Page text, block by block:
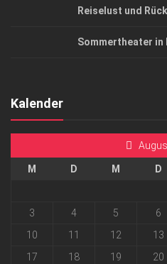
Reiselust und
Sommertheater in
Kalender
M D M D
3
4 5 6
10
11 12 13
17
18 19 20